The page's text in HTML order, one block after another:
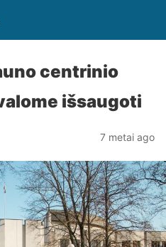
centrinio
išsaugoti
7 metai ago